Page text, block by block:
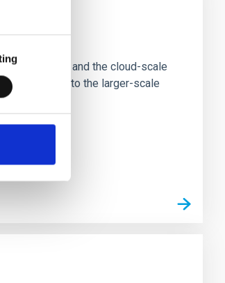
dense cores and the cloud-scale
with respect to the larger-scale